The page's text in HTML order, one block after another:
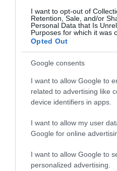
I want to opt-out of
Retention, Sale, and/or
Personal Data that Is
Purposes for which it was
Opted Out
Google consents
I want to allow Google to
related to advertising like
device identifiers in apps.
I want to allow my user
Google for online
I want to allow Google to
personalized advertising.
Címkék: programajánló,
Supergirl
Korábbi bejegyzések
HASONLÓ BEJEGYZÉSEK